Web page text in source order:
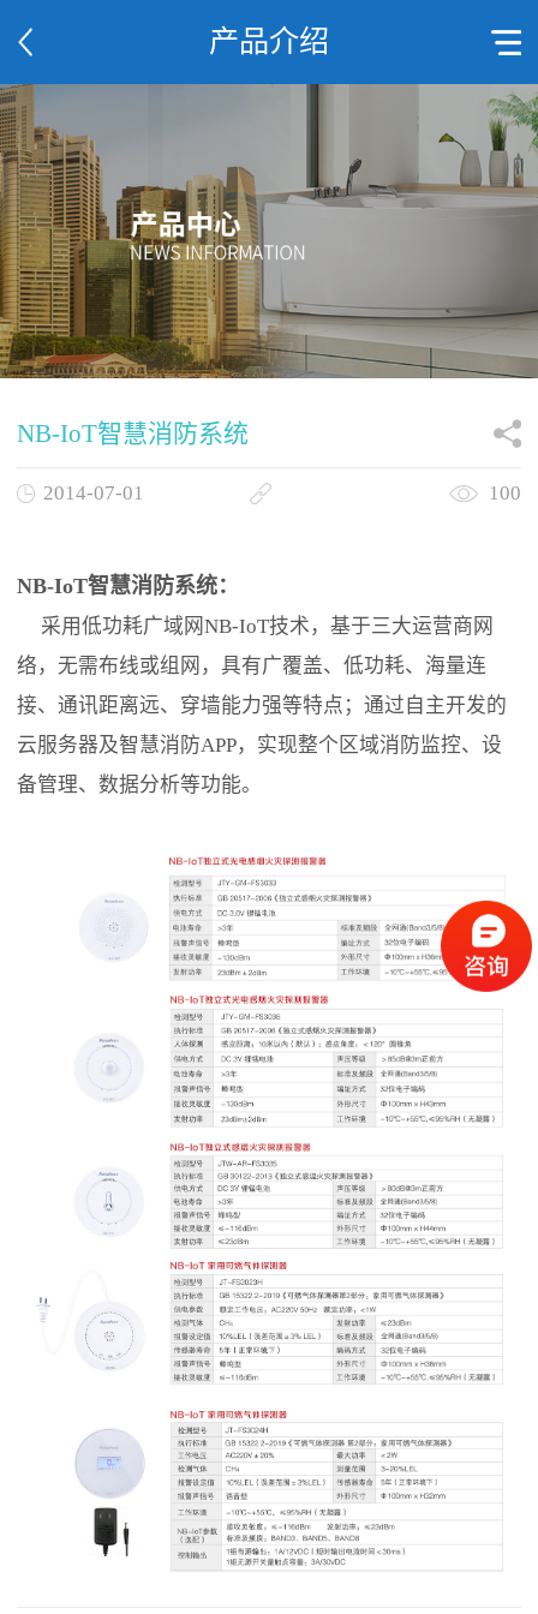
产品介绍
NB-IoT智慧消防系统
2014-07-01 100
NB-IoT智慧消防系统：
采用低功耗广域网NB-IoT技术，基于三大运营商网
络，无需布线或组网，具有广覆盖、低功耗、海量连
接、通讯距离远、穿墙能力强等特点；通过自主开发的
云服务器及智慧消防APP，实现整个区域消防监控、设
备管理、数据分析等功能。